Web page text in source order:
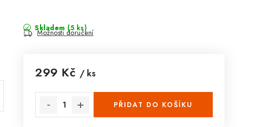
Skladem (5 ks)
Možnosti doručení
299 Kč / ks
PŘIDAT DO KOŠÍKU